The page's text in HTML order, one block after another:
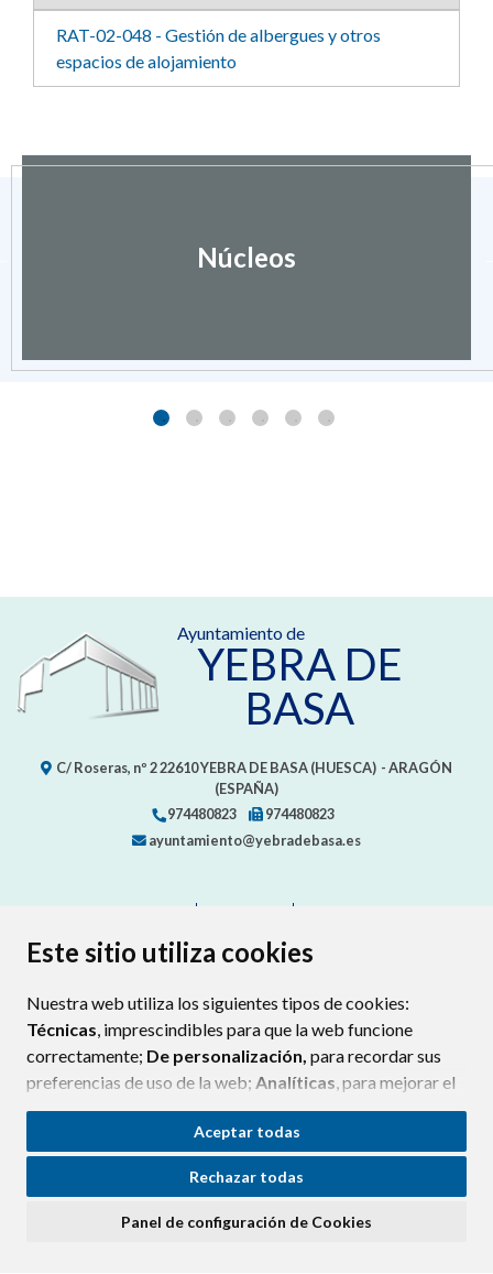
Este sitio utiliza cookies
Nuestra web utiliza los siguientes tipos de cookies:
Técnicas, imprescindibles para que la web funcione
correctamente; De personalización, para recordar sus
preferencias de uso de la web; Analíticas, para mejorar el
funcionamiento de la web y sus servicios.
Si acepta pulsando el botón“Aceptar todas”
consideramos que acepta su uso. Si pulsa el botón
ninguna acción, se guardarán las cookies técnicas
Aceptar todas
Rechazar todas
Panel de configuración de Cookies
RAT-02-048 - Gestión de albergues y otros
espacios de alojamiento
Núcleos
Ayuntamiento de
YEBRA DE
BASA
C/ Roseras, nº 222610YEBRA DE BASA (HUESCA) - ARAGÓN
(ESPAÑA)
974480823
974480823
ayuntamiento@yebradebasa.es
PROTECCIÓN DE DATOS
POLÍTICA DE COOKIES